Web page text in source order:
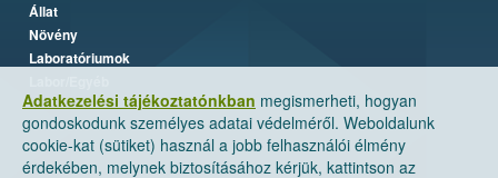
Adatkezelési tájékoztatónkban megismerheti, hogyan
gondoskodunk személyes adatai védelméről. Weboldalunk
cookie-kat (sütiket) használ a jobb felhasználói élmény
érdekében, melynek biztosításához kérjük, kattintson az
Állat
Növény
Laboratóriumok